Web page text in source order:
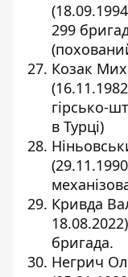
299
Козак
гірсько-
в Турці)
Кривда
бригада.
Негрич